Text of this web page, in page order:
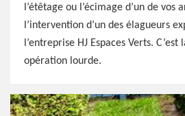
l’étêtage ou l’écimage d’un de vos
l’intervention d’un des élagueurs
l’entreprise HJ Espaces Verts.
opération lourde.